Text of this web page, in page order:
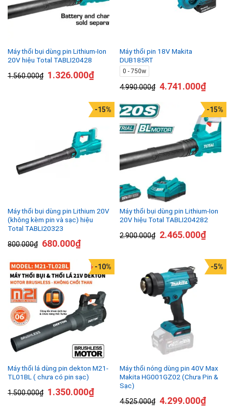
Máy thổi bụi dùng pin Lithium-Ion
20V hiệu Total TABLI20428
1.560.000₫ 1.326.000₫
Máy thổi pin 18V Makita
DUB185RT
0 - 750w
4.990.000₫ 4.741.000₫
Máy thổi bụi dùng pin Lithium 20V
(không kèm pin và sạc) hiệu
Total TABLI20323
800.000₫
-15%
680.000₫
Máy thổi bụi dùng pin Lithium-Ion
20V hiệu Total TABLI204282
2.900.000₫
-15%
2.465.000₫
Máy thổi lá dùng pin dekton M21-
TL01BL ( chưa có pin sạc)
1.500.000₫
-10%
1.350.000₫
Máy thổi nóng dùng pin 40V Max
Makita HG001GZ02 (Chưa Pin &
Sạc)
4.525.000₫
-5%
4.299.000₫